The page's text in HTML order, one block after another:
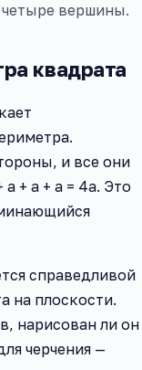
вершины.
квадрата
и все они
+ a + a = 4a. Это
справедливой
на плоскости.
нарисован ли он
черчения —